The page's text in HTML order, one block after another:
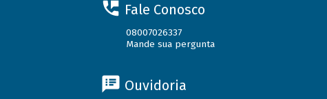
Fale Conosco
08007026337
Mande sua pergunta
Ouvidoria